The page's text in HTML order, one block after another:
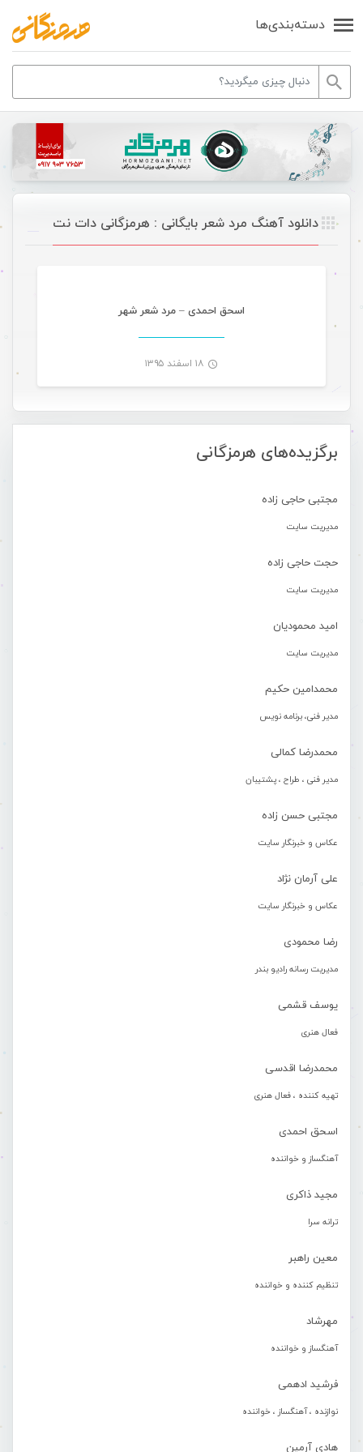
دسته‌بندی‌ها
برگزیده‌های هرمزگانی
مجتبی حاجی زاده
مدیریت سایت
حجت حاجی زاده
مدیریت سایت
امید محمودیان
مدیریت سایت
محمدامین حکیم
مدیر فنی، برنامه نویس
محمدرضا کمالی
مدیر فنی ، طراح ، پشتیبان
مجتبی حسن زاده
عکاس و خبرنگار سایت
علی آرمان نژاد
عکاس و خبرنگار سایت
رضا محمودی
مدیریت رسانه رادیو بندر
یوسف قشمی
فعال هنری
محمدرضا اقدسی
تهیه کننده ، فعال هنری
اسحق احمدی
آهنگساز و خواننده
مجید ذاکری
ترانه سرا
معین راهبر
تنظیم کننده و خواننده
مهرشاد
آهنگساز و خواننده
فرشید ادهمی
نوازنده ، آهنگساز ، خواننده
هادی آرمین
دانلود آهنگ مرد شعر بایگانی : هرمزگانی دات نت
اسحق احمدی – مرد شعر شهر
۱۸ اسفند ۱۳۹۵